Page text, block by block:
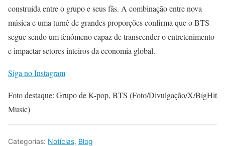
construída entre o grupo e seus fãs. A combinação entre nova
música e uma turnê de grandes proporções confirma que o BTS
segue sendo um fenômeno capaz de transcender o entretenimento
e impactar setores inteiros da economia global.
Siga no Instagram
Foto destaque: Grupo de K-pop, BTS (Foto/Divulgação/X/BigHit
Music)
Categorias: Notícias, Blog